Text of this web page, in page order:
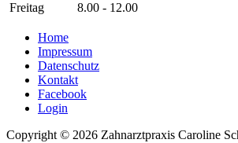
Freitag
8.00 - 12.00
Home
Impressum
Datenschutz
Kontakt
Facebook
Login
Copyright © 2026 Zahnarztpraxis Caroline